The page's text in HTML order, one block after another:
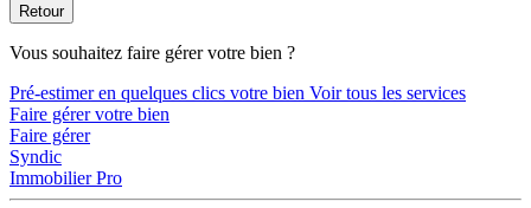
Retour
Vous souhaitez faire gérer votre bien ?
Pré-estimer en quelques clics votre bien Voir tous les services
Faire gérer votre bien
Faire gérer
Syndic
Immobilier Pro